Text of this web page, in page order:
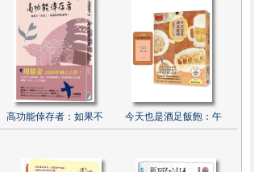
高功能倖存者：如果不 今天也是酒足飯飽：午